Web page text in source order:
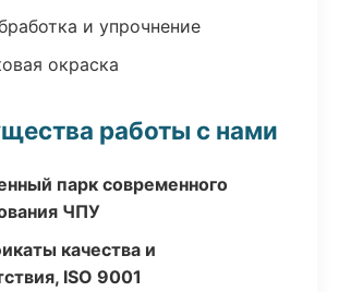
и упрочнение
окраска
работы с нами
парк современного
ЧПУ
качества и
ISO 9001